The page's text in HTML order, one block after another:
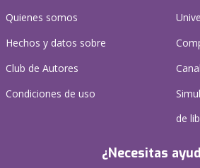
Quienes somos
Hechos y datos sobre
Club de Autores
Condiciones de uso
de
¿Necesitas